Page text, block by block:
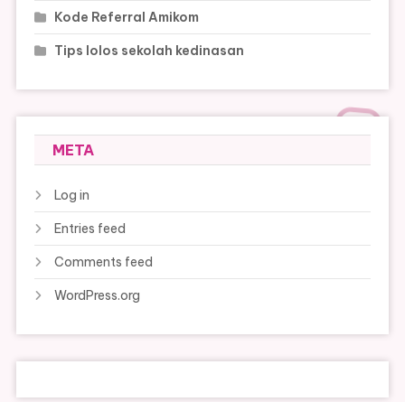
Kode Referral Amikom
Tips lolos sekolah kedinasan
META
Log in
Entries feed
Comments feed
WordPress.org